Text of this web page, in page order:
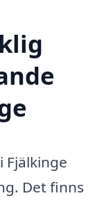
Fjälkinge
Det finns